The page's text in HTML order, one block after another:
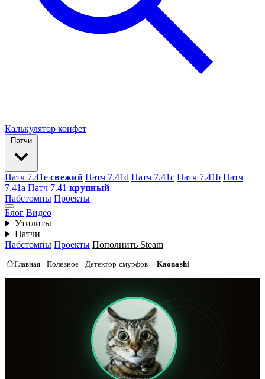
Калькулятор конфет
Патчи
Патч 7.41e свежий Патч 7.41d Патч 7.41c Патч 7.41b Патч
7.41а Патч 7.41 крупный
Пабстомпы Проекты
Блог Видео
Утилиты
Патчи
Пабстомпы Проекты Пополнить Steam
Главная Полезное Детектор смурфов Kaonashi